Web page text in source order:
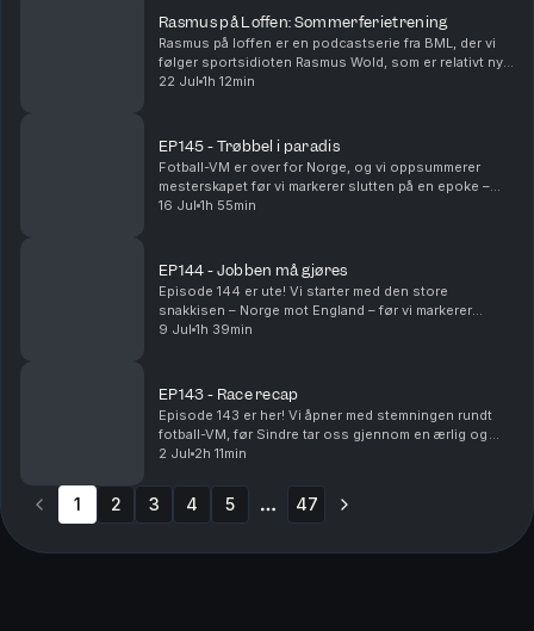
Rasmus på Loffen: Sommerferietrening
Rasmus på loffen er en podcastserie fra BML, der vi
følger sportsidioten Rasmus Wold, som er relativt ny i
løpegamet. I denne episoden snakker Rasmus og
22 Jul 1h 12min
EP145 - Trøbbel i paradis
Fotball-VM er over for Norge, og vi oppsummerer
mesterskapet før vi markerer slutten på en epoke –
klubbhuset på Frysja er historie. Sindre fortsetter
16 Jul 1h 55min
EP144 - Jobben må gjøres
Episode 144 er ute! Vi starter med den store
snakkisen – Norge mot England – før vi markerer
slutten på en epoke når klubbhuset på Frysja er
9 Jul 1h 39min
EP143 - Race recap
Episode 143 er her! Vi åpner med stemningen rundt
fotball-VM, før Sindre tar oss gjennom en ærlig og
detaljert race recap fra Lavaredo 50K. Hva fungerte?
2 Jul 2h 11min
1 2 3 4 5 47